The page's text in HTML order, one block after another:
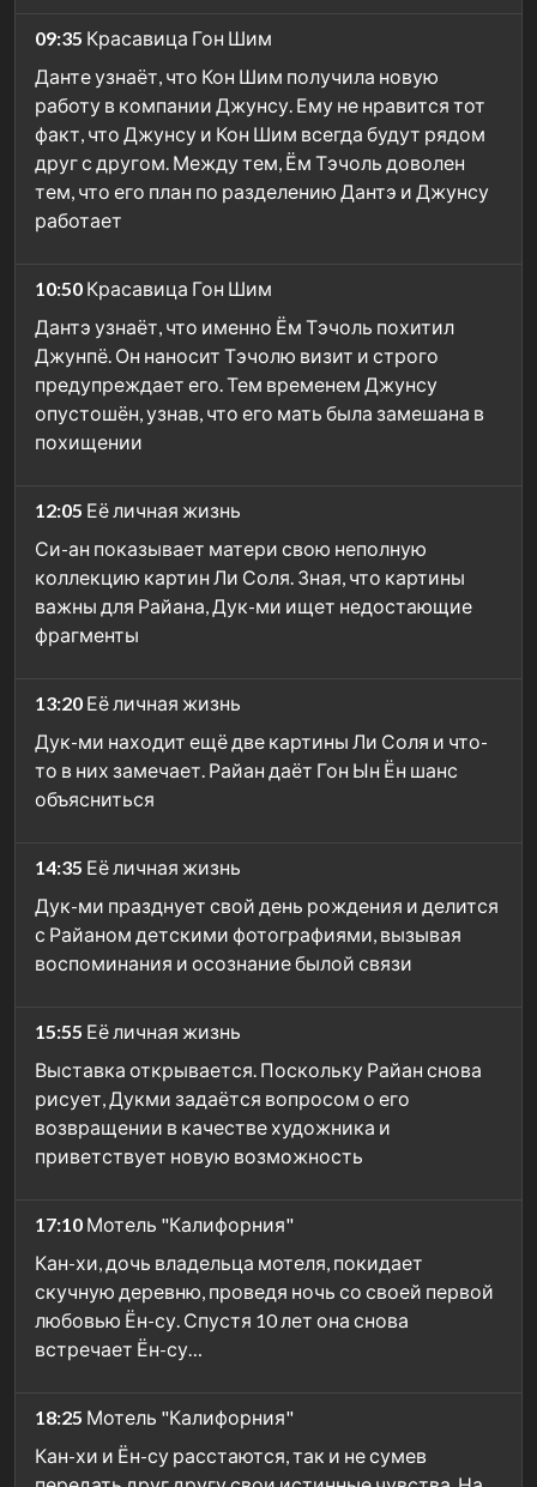
09:35 Красавица Гон Шим
Данте узнаёт, что Кон Шим получила новую
работу в компании Джунсу. Ему не нравится тот
факт, что Джунсу и Кон Шим всегда будут рядом
друг с другом. Между тем, Ём Тэчоль доволен
тем, что его план по разделению Дантэ и Джунсу
работает
10:50 Красавица Гон Шим
Дантэ узнаёт, что именно Ём Тэчоль похитил
Джунпё. Он наносит Тэчолю визит и строго
предупреждает его. Тем временем Джунсу
опустошён, узнав, что его мать была замешана в
похищении
12:05 Её личная жизнь
Си-ан показывает матери свою неполную
коллекцию картин Ли Соля. Зная, что картины
важны для Райана, Дук-ми ищет недостающие
фрагменты
13:20 Её личная жизнь
Дук-ми находит ещё две картины Ли Соля и что-
то в них замечает. Райан даёт Гон Ын Ён шанс
объясниться
14:35 Её личная жизнь
Дук-ми празднует свой день рождения и делится
с Райаном детскими фотографиями, вызывая
воспоминания и осознание былой связи
15:55 Её личная жизнь
Выставка открывается. Поскольку Райан снова
рисует, Дукми задаётся вопросом о его
возвращении в качестве художника и
приветствует новую возможность
17:10 Мотель "Калифорния"
Кан-хи, дочь владельца мотеля, покидает
скучную деревню, проведя ночь со своей первой
любовью Ён-су. Спустя 10 лет она снова
встречает Ён-су…
18:25 Мотель "Калифорния"
Кан-хи и Ён-су расстаются, так и не сумев